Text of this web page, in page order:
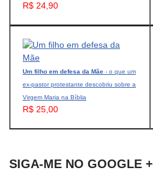
R$ 24,90
Um filho em defesa da Mãe - o que um
ex-pastor protestante descobriu sobre a
Virgem Maria na Bíblia
R$ 25,00
SIGA-ME NO GOOGLE +